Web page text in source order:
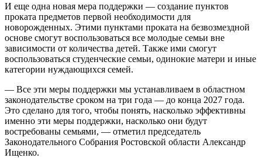
И еще одна новая мера поддержки — создание пунктов
проката предметов первой необходимости для
новорожденных. Этими пунктами проката на безвозмездной
основе смогут воспользоваться все молодые семьи вне
зависимости от количества детей. Также ими смогут
воспользоваться студенческие семьи, одинокие матери и иные
категории нуждающихся семей.
— Все эти меры поддержки мы устанавливаем в областном
законодательстве сроком на три года — до конца 2027 года.
Это сделано для того, чтобы понять, насколько эффективны
именно эти меры поддержки, насколько они будут
востребованы семьями, — отметил председатель
Законодательного Собрания Ростовской области Александр
Ищенко.